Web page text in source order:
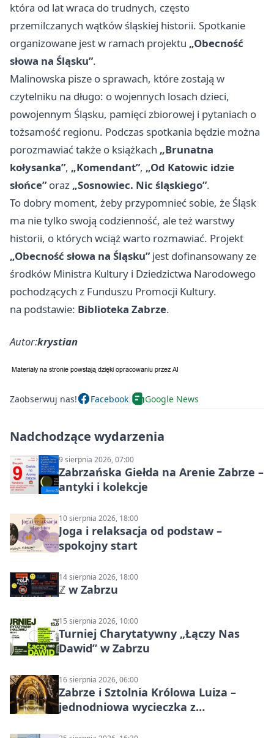
która od lat wraca do trudnych, często
przemilczanych wątków śląskiej historii. Spotkanie
organizowane jest w ramach projektu „Obecność
słowa na Śląsku”.
Malinowska pisze o sprawach, które zostają w
czytelniku na długo: o wojennych losach dzieci,
powojennym Śląsku, pamięci zbiorowej i pytaniach o
tożsamość regionu. Podczas spotkania będzie można
porozmawiać także o książkach „Brunatna
kołysanka”, „Komendant”, „Od Katowic idzie
słońce”oraz „Sosnowiec. Nic śląskiego”.
To dobry moment, żeby przypomnieć sobie, że Śląsk
ma nie tylko swoją codzienność, ale też warstwy
historii, o których wciąż warto rozmawiać. Projekt
„Obecność słowa na Śląsku”jest dofinansowany ze
środków Ministra Kultury i Dziedzictwa Narodowego
pochodzących z Funduszu Promocji Kultury.
na podstawie: Biblioteka Zabrze.
Autor:krystian
Zaobserwuj nas! Facebook Google News
Nadchodzące wydarzenia
9 sierpnia 2026, 07:00
Zabrzańska Giełda na Arenie Zabrze –
antyki i kolekcje
10 sierpnia 2026, 18:00
Joga i relaksacja od podstaw –
spokojny start
14 sierpnia 2026, 18:00
ℤ w Zabrzu
15 sierpnia 2026, 10:00
Turniej Charytatywny „Łączy Nas
Dawid” w Zabrzu
16 sierpnia 2026, 06:00
Zabrze i Sztolnia Królowa Luiza –
jednodniowa wycieczka z